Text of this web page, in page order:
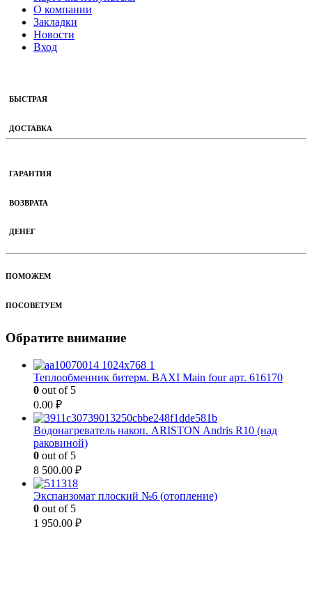
О компании
Закладки
Новости
Вход
БЫСТРАЯ
ДОСТАВКА
ГАРАНТИЯ
ВОЗВРАТА
ДЕНЕГ
ПОМОЖЕМ
ПОСОВЕТУЕМ
Обратите внимание
Теплообменник битерм. BAXI Main four арт. 616170
0 out of 5
0.00 ₽
Водонагреватель накоп. ARISTON Andris R10 (над
раковиной)
0 out of 5
8 500.00 ₽
Экспанзомат плоский №6 (отопление)
0 out of 5
1 950.00 ₽